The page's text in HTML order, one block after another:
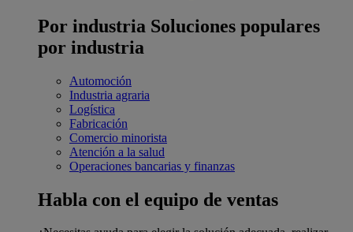
Por industria Soluciones populares
por industria
Automoción
Industria agraria
Logística
Fabricación
Comercio minorista
Atención a la salud
Operaciones bancarias y finanzas
Habla con el equipo de ventas